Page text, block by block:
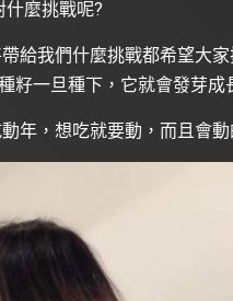
什麼挑戰呢?
給我們什麼挑戰都希望大
籽一旦種下，它就會發芽
年，想吃就要動，而且會